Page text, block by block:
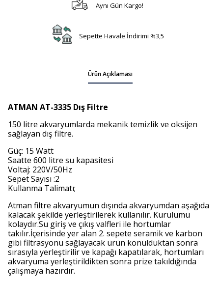
Aynı Gün Kargo!
Sepette Havale İndirimi %3,5
Ürün Açıklaması
ATMAN AT-3335 Dış Filtre
150 litre akvaryumlarda mekanik temizlik ve oksijen
sağlayan dış filtre.
Güç: 15 Watt
Saatte 600 litre su kapasitesi
Voltaj: 220V/50Hz
Sepet Sayısı :2
Kullanma Talimatı;
Atman filtre akvaryumun dışında akvaryumdan aşağıda
kalacak şekilde yerleştirilerek kullanılır. Kurulumu
kolaydır.Su giriş ve çıkış valfleri ile hortumlar
takılır.İçerisinde yer alan 2. sepete seramik ve karbon
gibi filtrasyonu sağlayacak ürün konulduktan sonra
sırasıyla yerleştirilir ve kapağı kapatılarak, hortumları
akvaryuma yerleştirildikten sonra prize takıldığında
çalışmaya hazırdır.